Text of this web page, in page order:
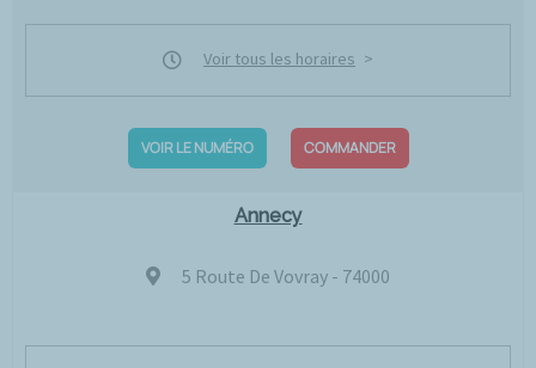
Voir tous les horaires
VOIR LE NUMÉRO COMMANDER
Annecy
5 Route De Vovray - 74000